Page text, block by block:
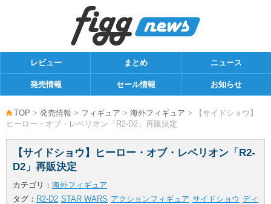
レビュー まとめ ニュース
発売情報 セール情報 お知らせ
TOP > 発売情報 > フィギュア > 海外フィギュア > 【サイドショウ】
ヒーロー・オブ・レベリオン「R2-D2」再販決定
【サイドショウ】ヒーロー・オブ・レベリオン「R2-
D2」再販決定
カテゴリ： 海外フィギュア
タグ： R2-D2 STAR WARS アクションフィギュア サイドショウ ディ